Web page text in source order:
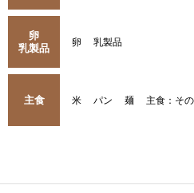
卵
乳製品
卵 乳製品
主食 米 パン 麺 主食：そ